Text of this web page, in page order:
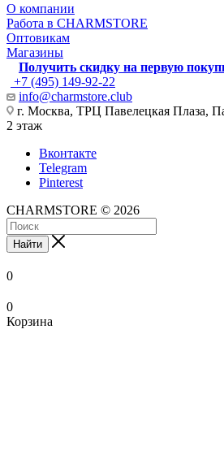
О компании
Работа в CHARMSTORE
Оптовикам
Магазины
Получить скидку на первую
+7 (495) 149-92-22
info@charmstore.club
г. Москва, ТРЦ Павелецкая Плаза,
2 этаж
Вконтакте
Telegram
Pinterest
CHARMSTORE © 2026
Найти
0
0
Корзина